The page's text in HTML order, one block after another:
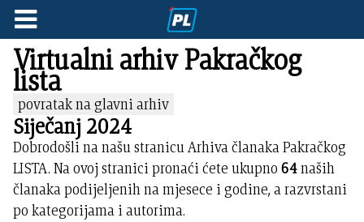
Virtualni arhiv Pakračkog
lista
povratak na glavni arhiv
Siječanj 2024
Dobrodošli na našu stranicu Arhiva članaka Pakračkog
LISTA. Na ovoj stranici pronaći ćete ukupno64naših
članaka podijeljenih na mjesece i godine, a razvrstani
po kategorijama i autorima.